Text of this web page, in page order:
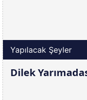
Yapılacak Şeyler
Dilek